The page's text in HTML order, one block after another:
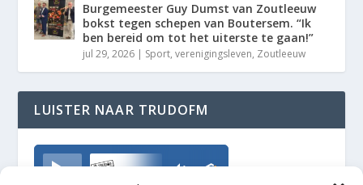
Burgemeester Guy Dumst van Zoutleeuw
bokst tegen schepen van Boutersem. “Ik
ben bereid om tot het uiterste te gaan!”
jul 29, 2026 | Sport,verenigingsleven, Zoutleeuw
LUISTER NAAR TRUDOFM
TrudoFM